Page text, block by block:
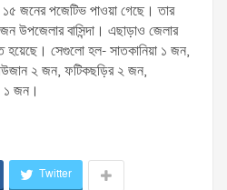
১৫ জনের পজেটিভ পাওয়া গেছে। তার
উপজেলার বাসিন্দা। এছাড়াও জেলার
হয়েছে। সেগুলো হল- সাতকানিয়া ১ জন,
২ জন, ফটিকছড়ির ২ জন,
১ জন।
Twitter